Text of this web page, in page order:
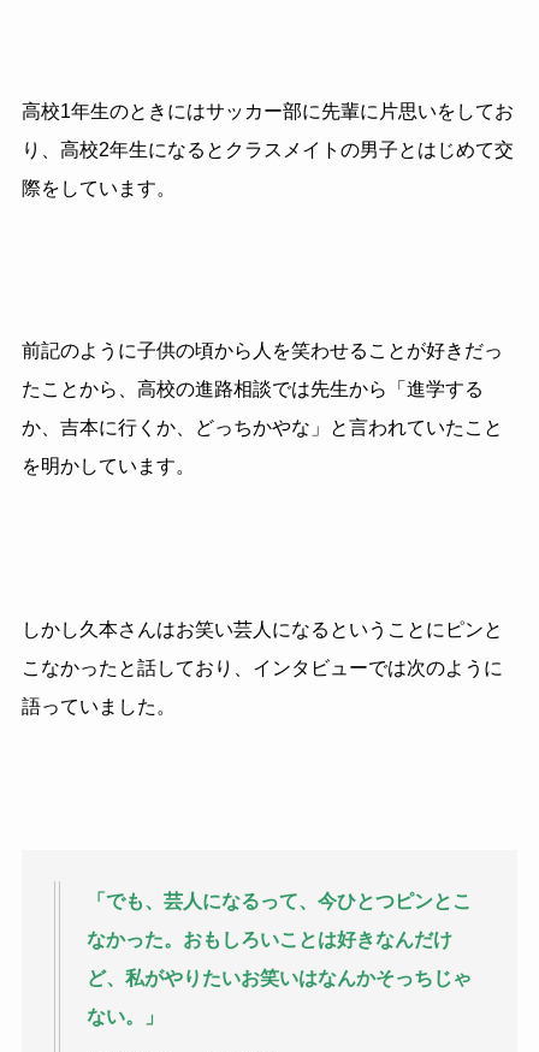
高校1年生のときにはサッカー部に先輩に片思いをしてお
り、高校2年生になるとクラスメイトの男子とはじめて交
際をしています。
前記のように子供の頃から人を笑わせることが好きだっ
たことから、高校の進路相談では先生から「進学する
か、吉本に行くか、どっちかやな」と言われていたこと
を明かしています。
しかし久本さんはお笑い芸人になるということにピンと
こなかったと話しており、インタビューでは次のように
語っていました。
「でも、芸人になるって、今ひとつピンとこ
なかった。おもしろいことは好きなんだけ
ど、私がやりたいお笑いはなんかそっちじゃ
ない。」